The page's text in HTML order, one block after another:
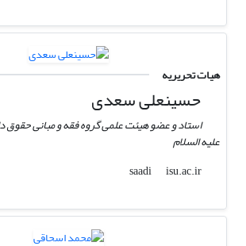
هیات تحریریه
حسینعلی سعدی
استاد و عضو هیئت علمی گروه فقه و مبانی حقوق
علیه السلام
saadi
isu.ac.ir